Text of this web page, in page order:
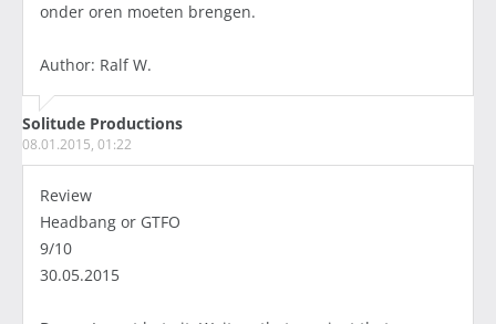
onder oren moeten brengen.
Author: Ralf W.
Solitude Productions
08.01.2015, 01:22
Review
Headbang or GTFO
9/10
30.05.2015